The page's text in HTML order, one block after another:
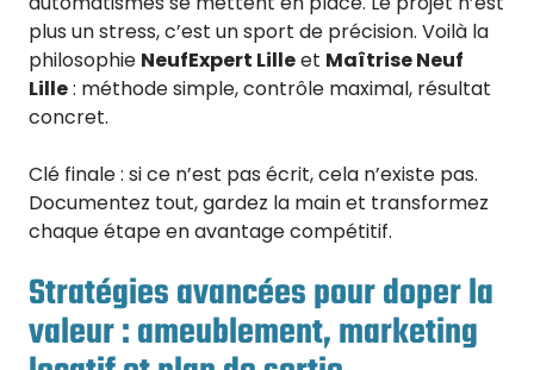
plus un stress, c’est un sport de précision. Voilà la
philosophie NeufExpert Lilleet Maîtrise Neuf
Lille: méthode simple, contrôle maximal, résultat
concret.
Clé finale : si ce n’est pas écrit, cela n’existe pas.
Documentez tout, gardez la main et transformez
chaque étape en avantage compétitif.
Stratégies avancées pour doper la
valeur : ameublement, marketing